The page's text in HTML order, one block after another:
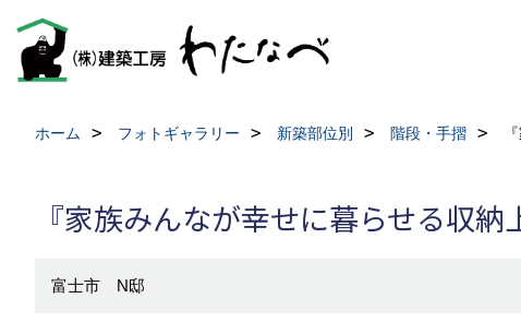
ホーム フォトギャラリー 新築部位別 階段・手摺
『家族みんなが幸せに暮らせる収納
富士市 N邸